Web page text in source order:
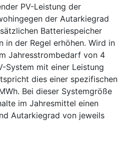
PV-Leistung der
der Autarkiegrad
Batteriespeicher
in der Regel erhöhen. Wird in
Jahresstrombedarf von 4
System mit einer Leistung
dies einer spezifischen
Bei dieser Systemgröße
im Jahresmittel einen
Autarkiegrad von jeweils